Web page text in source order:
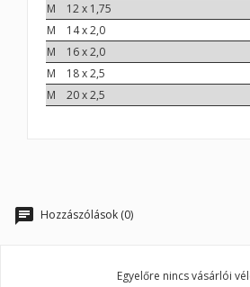
M 12 x 1,75
M 14 x 2,0
M 16 x 2,0
M 18 x 2,5
M 20 x 2,5
Hozzászólások (0)
Egyelőre nincs vásárlói